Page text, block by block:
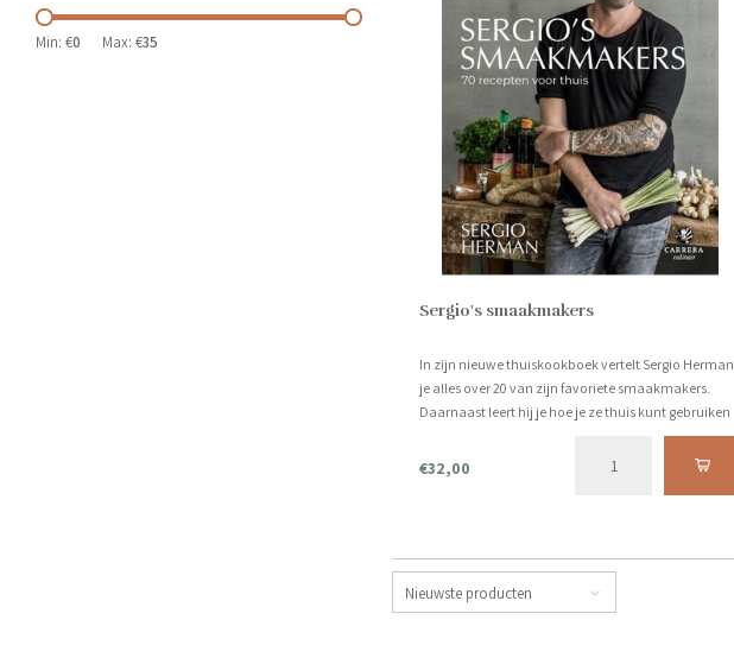
Min: €0 Max: €35
Sergio's smaakmakers
In zijn nieuwe thuiskookboek vertelt Sergio Herman
je alles over 20 van zijn favoriete smaakmakers.
Daarnaast leert hij je hoe je ze thuis kunt gebruiken
om gerechten meer pit, scherpte, spanning, kracht
€32,00
Nieuwste producten